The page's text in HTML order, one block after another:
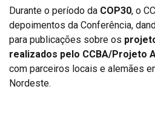
Durante o período da COP30, o
depoimentos da Conferência,
para publicações sobre os
realizados pelo CCBA/Projeto
com parceiros locais e alemães
Nordeste.